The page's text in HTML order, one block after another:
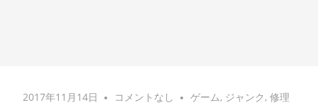
2017年11月14日 コメントなし ゲーム, ジャンク,修理